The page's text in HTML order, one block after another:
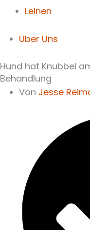
Leinen
Über Uns
Hund hat Knubbel
Behandlung
Von Jesse